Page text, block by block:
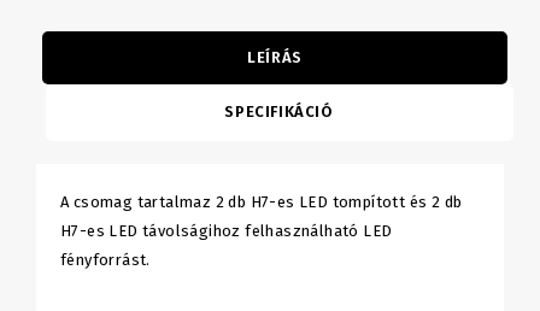
LEÍRÁS
SPECIFIKÁCIÓ
A csomag tartalmaz 2 db H7-es LED tompított és 2 db
H7-es LED távolságihoz felhasználható LED
fényforrást.